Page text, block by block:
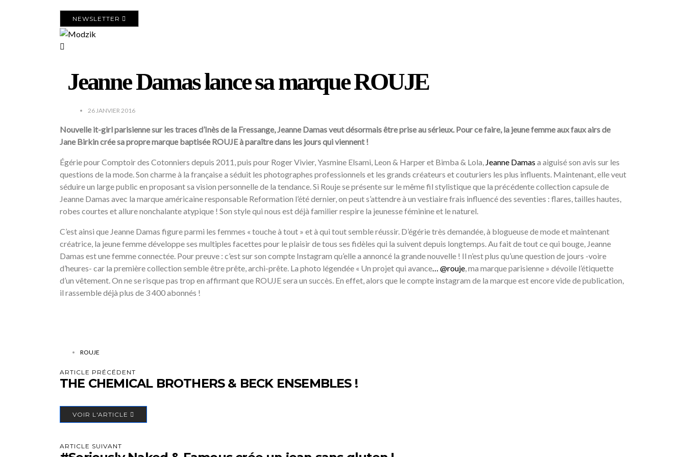
NEWSLETTER
Jeanne Damas lance sa marque ROUJE
26 JANVIER 2016
Nouvelle it-girl parisienne sur les traces d’Inès de la Fressange, Jeanne Damas veut désormais être prise au sérieux. Pour ce faire, la jeune femme aux faux airs de
Jane Birkin crée sa propre marque baptisée ROUJE à paraître dans les jours qui viennent !
Égérie pour Comptoir des Cotonniers depuis 2011, puis pour Roger Vivier, Yasmine Elsami, Leon & Harper et Bimba & Lola, Jeanne Damas a aiguisé son avis sur les
questions de la mode. Son charme à la française a séduit les photographes professionnels et les grands créateurs et couturiers les plus influents. Maintenant, elle veut
séduire un large public en proposant sa vision personnelle de la tendance. Si Rouje se présente sur le même fil stylistique que la précédente collection capsule de
Jeanne Damas avec la marque américaine responsable Reformation l’été dernier, on peut s’attendre à un vestiaire frais influencé des seventies : flares, tailles hautes,
robes courtes et allure nonchalante atypique ! Son style qui nous est déjà familier respire la jeunesse féminine et le naturel.
C’est ainsi que Jeanne Damas figure parmi les femmes « touche à tout » et à qui tout semble réussir. D’égérie très demandée, à blogueuse de mode et maintenant
créatrice, la jeune femme développe ses multiples facettes pour le plaisir de tous ses fidèles qui la suivent depuis longtemps. Au fait de tout ce qui bouge, Jeanne
Damas est une femme connectée. Pour preuve : c’est sur son compte Instagram qu’elle a annoncé la grande nouvelle ! Il n’est plus qu’une question de jours -voire
d’heures- car la première collection semble être prête, archi-prête. La photo légendée « Un projet qui avance… @rouje, ma marque parisienne » dévoile l’étiquette
d’un vêtement. On ne se risque pas trop en affirmant que ROUJE sera un succès. En effet, alors que le compte instagram de la marque est encore vide de publication,
il rassemble déjà plus de 3 400 abonnés !
ROUJE
ARTICLE PRÉCÉDENT
THE CHEMICAL BROTHERS & BECK ENSEMBLES !
VOIR L'ARTICLE
ARTICLE SUIVANT